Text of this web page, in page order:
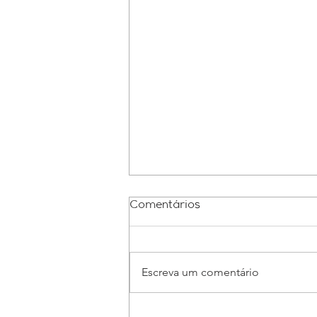
Comentários
Escreva um comentário